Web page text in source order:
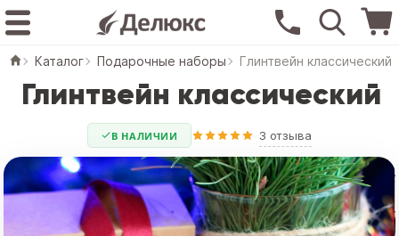
Каталог Подарочные наборы Глинтвейн классический
Глинтвейн классический
В НАЛИЧИИ 3 отзыва